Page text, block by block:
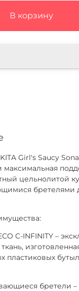
В корзину
Girl's Saucy
максимальная
цельнолитой
бретелями
C-INFINITY –
пластиковых
бретели –